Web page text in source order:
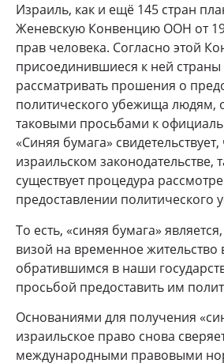
Израиль, как и ещё 145 стран
Женевскую Конвенцию ООН от
прав человека. Согласно этой
присоединившиеся к ней
рассматривать прошения о
политического убежища
таковыми просьбами к
«Синяя бумага» свидетельствует,
израильском законодательстве,
существует процедура
предоставлении политического
То есть, «синяя бумага»
визой на временное
обратившимся в наши
просьбой предоставить им
Основаниями для получения
израильское право снова
международными правовыми